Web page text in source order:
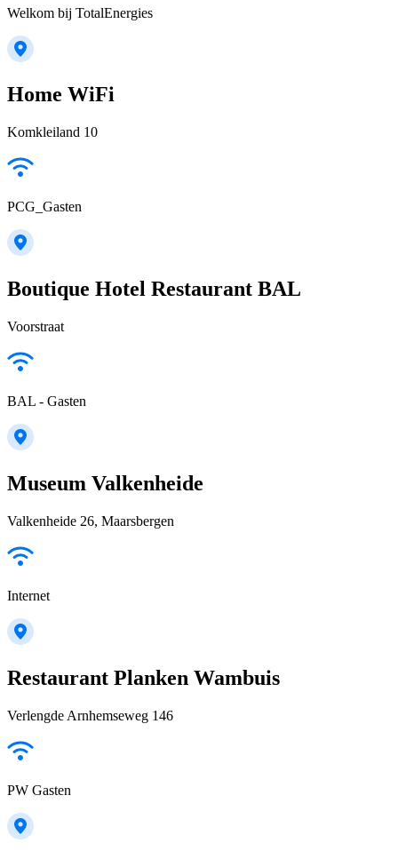
Welkom bij TotalEnergies
Home WiFi
Komkleiland 10
PCG_Gasten
Boutique Hotel Restaurant BAL
Voorstraat
BAL - Gasten
Museum Valkenheide
Valkenheide 26, Maarsbergen
Internet
Restaurant Planken Wambuis
Verlengde Arnhemseweg 146
PW Gasten